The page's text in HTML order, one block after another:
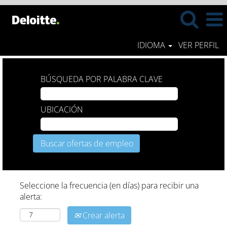
IDIOMA VER PERFIL
BÚSQUEDA POR PALABRA CLAVE
UBICACIÓN
Seleccione la frecuencia (en días) para recibir una
alerta:
Crear alerta